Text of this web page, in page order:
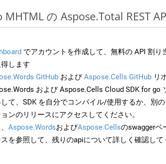
MHTML の Aspose.Total REST
でアカウントを作成して、無料の API 割り
します
GitHub およびAspose.Cells GitHub リ
および Aspose.Cells Cloud SDK for go
て、SDK を自分でコンパイル/使用するか、別
ンのリリースにアクセスしてください。
Aspose.WordsおよびAspose.Cellsのswaggerベ
を参照して、残りのapiについて詳しく確認して